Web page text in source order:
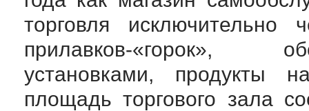
торговля
прилавков-«горок»,
установками, продукты
площадь торгового зала